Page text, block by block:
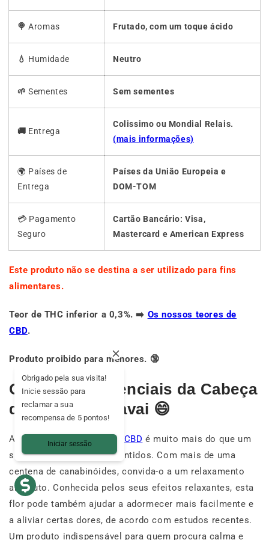
🍭 Aromas Frutado, com um toque ácido
💧 Humidade Neutro
🌱 Sementes Sem sementes
🚚 Entrega
Colissimo ou Mondial Relais.
(mais informações)
🌍 Países de
Entrega
Países da União Europeia e
DOM-TOM
💳 Pagamento
Seguro
Cartão Bancário: Visa,
Mastercard e American Express
Este produto não se destina a ser utilizado para fins
alimentares.
Teor de THC inferior a 0,3%. ➡️ Os nossos teores de
CBD.
Produto proibido para menores. 🔞
Os efeitos potenciais da Cabeça
do Pequeno Havai 😄
A La Petite Tête Hawaiian CBD é muito mais do que um
simples deleite para os sentidos. Com mais de uma
centena de canabinóides, convida-o a um relaxamento
absoluto. Conhecida pelos seus efeitos relaxantes, esta
flor pode também ajudar a adormecer mais facilmente e
a aliviar certas dores, de acordo com estudos recentes.
Um produto indispensável para quem procura calma e
Obrigado pela sua visita!
Inicie sessão para
reclamar a sua
recompensa de 5 pontos!
Iniciar sessão